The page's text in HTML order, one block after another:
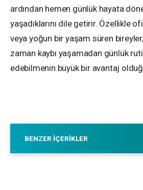
ardından hemen günlük hayata
yaşadıklarını dile getirir. Özellikle
veya yoğun bir yaşam süren
zaman kaybı yaşamadan günlük
edebilmenin büyük bir avantaj
BENZER İÇERIKLER